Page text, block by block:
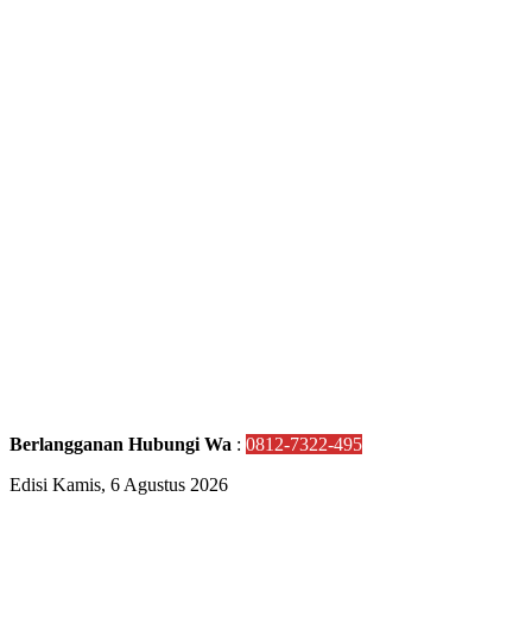
Berlangganan Hubungi Wa : 0812-7322-495
Edisi Kamis, 6 Agustus 2026